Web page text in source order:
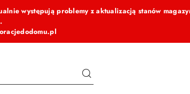
występują problemy z aktualizacją stanów